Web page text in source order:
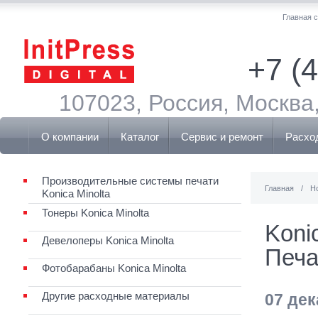
Главная
+7
107023, Россия,
О компании Каталог Сервис и ремонт
Главная /
07
Производительные системы печати
Konica Minolta
Тонеры Konica Minolta
Девелоперы Konica Minolta
Фотобарабаны Konica Minolta
Другие расходные материалы